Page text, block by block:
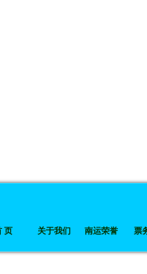
页 关于我们 南运荣誉 票